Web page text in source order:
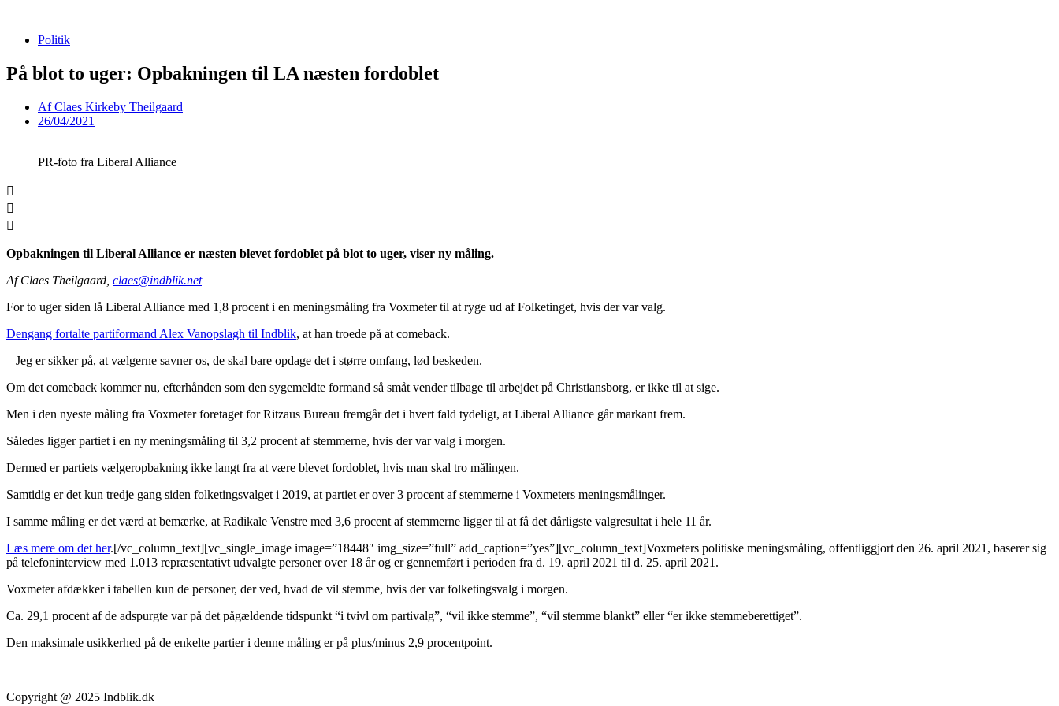
indholdPolitik
På blot to uger: Opbakningen til LA næsten fordoblet
AfClaes Kirkeby Theilgaard
26/04/2021
PR-foto fra Liberal Alliance
Opbakningen til Liberal Alliance er næsten blevet fordoblet på blot to uger, viser ny måling.
Af Claes Theilgaard, claes@indblik.net
For to uger siden lå Liberal Alliance med 1,8 procent i en meningsmåling fra Voxmeter til at ryge ud af Folketinget, hvis der var valg.
Dengang fortalte partiformand Alex Vanopslagh til Indblik, at han troede på at comeback.
– Jeg er sikker på, at vælgerne savner os, de skal bare opdage det i større omfang, lød beskeden.
Om det comeback kommer nu, efterhånden som den sygemeldte formand så småt vender tilbage til arbejdet på Christiansborg, er ikke til at sige.
Men i den nyeste måling fra Voxmeter foretaget for Ritzaus Bureau fremgår det i hvert fald tydeligt, at Liberal Alliance går markant frem.
Således ligger partiet i en ny meningsmåling til 3,2 procent af stemmerne, hvis der var valg i morgen.
Dermed er partiets vælgeropbakning ikke langt fra at være blevet fordoblet, hvis man skal tro målingen.
Samtidig er det kun tredje gang siden folketingsvalget i 2019, at partiet er over 3 procent af stemmerne i Voxmeters meningsmålinger.
I samme måling er det værd at bemærke, at Radikale Venstre med 3,6 procent af stemmerne ligger til at få det dårligste valgresultat i hele 11 år.
Læs mere om det her.[/vc_column_text][vc_single_image image=”18448″ img_size=”full” add_caption=”yes”][vc_column_text]Voxmeters politiske meningsmåling, offentliggjort den 26. april 2021, baserer sig
på telefoninterview med 1.013 repræsentativt udvalgte personer over 18 år og er gennemført i perioden fra d. 19. april 2021 til d. 25. april 2021.
Voxmeter afdækker i tabellen kun de personer, der ved, hvad de vil stemme, hvis der var folketingsvalg i morgen.
Ca. 29,1 procent af de adspurgte var på det pågældende tidspunkt “i tvivl om partivalg”, “vil ikke stemme”, “vil stemme blankt” eller “er ikke stemmeberettiget”.
Den maksimale usikkerhed på de enkelte partier i denne måling er på plus/minus 2,9 procentpoint.
Copyright @ 2025 Indblik.dk